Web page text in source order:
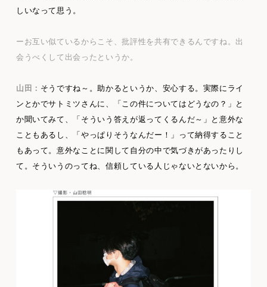
しいなって思う。
ーお互い似ているからこそ、批評性を共有できるんですね。出
会うべくして出会ったというか。
山田： そうですね～。助かるというか、安心する。実際にライ
ンとかでサトミツさんに、「この件についてはどうなの？」と
か聞いてみて、「そういう答えが返ってくるんだ～」と意外な
こともあるし、「やっぱりそうなんだー！」って納得すること
もあって。意外なことに関して自分の中で気づきがあったりし
て。そういうのってね、信頼している人じゃないとないから。